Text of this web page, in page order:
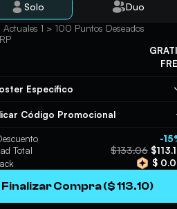
Solo
Duo
Actuales 1 > 100 Puntos Deseados
Específico
Código Promocional
Aplicar
-
Total
$133.06
$
Finalizar Compra ($ 113.10)